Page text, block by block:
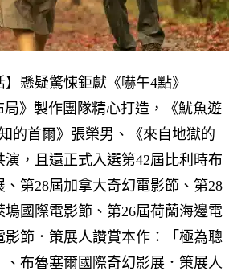
】懸疑驚悚鉅獻《嚇午4點》
局》製作團隊精心打造，《魷魚遊
的首爾》張榮男、《來自地獄的
，且還正式入選第42屆比利時布
第28屆加拿大奇幻電影節、第28
國際電影節、第26屆荷蘭海邊電
影節．策展人讚賞本作：「極為聰
、布魯塞爾國際奇幻影展．策展人